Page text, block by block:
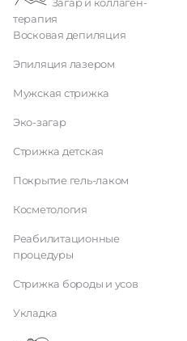
терапия
Восковая депиляция
Эпиляция лазером
Мужская стрижка
Эко-загар
Стрижка детская
Покрытие гель-лаком
Косметология
Реабилитационные
процедуры
Стрижка бороды и усов
Укладка